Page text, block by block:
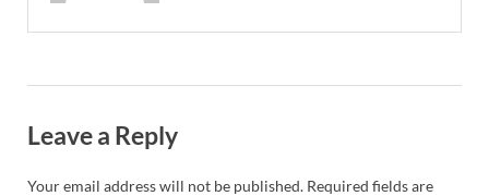
Leave a Reply
Your email address will not be published. Required fields are